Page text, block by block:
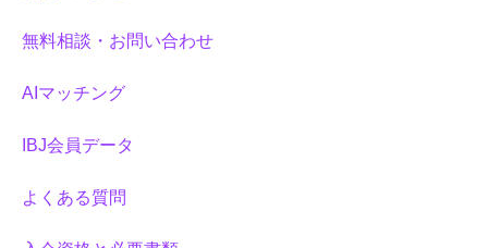
無料相談・お問い合わせ
AIマッチング
IBJ会員データ
よくある質問